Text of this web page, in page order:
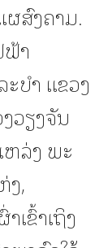
ຜສົງຄາມ.
ຟ້າ
ບໍາ ແຂວງ
ວຽງຈັນ
ລ່ງ ພະ
ງ,
ເຂົ້າເຖິງ